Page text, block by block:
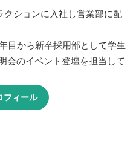
クションに入社し営業部に配
目から新卒採用部として学生
会のイベント登壇を担当して
フィール